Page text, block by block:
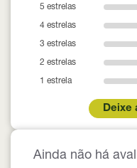
5 estrelas
4 estrelas
3 estrelas
2 estrelas
1 estrela
Deixe
Ainda não há